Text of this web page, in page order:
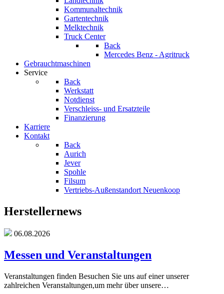
Kommunaltechnik
Gartentechnik
Melktechnik
Truck Center
Back
Mercedes Benz - Agritruck
Gebrauchtmaschinen
Service
Back
Werkstatt
Notdienst
Verschleiss- und Ersatzteile
Finanzierung
Karriere
Kontakt
Back
Aurich
Jever
Spohle
Filsum
Vertriebs-Außenstandort Neuenkoop
Herstellernews
06.08.2026
Messen und Veranstaltungen
Veranstaltungen finden Besuchen Sie uns auf einer unserer
zahlreichen Veranstaltungen,um mehr über unsere…